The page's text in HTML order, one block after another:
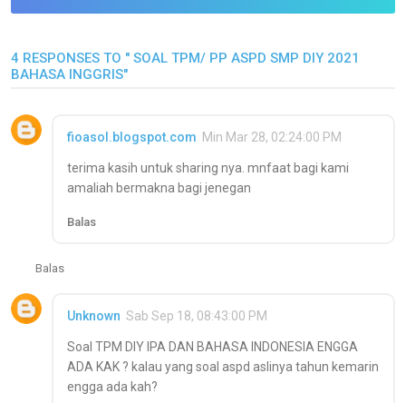
4 RESPONSES TO " SOAL TPM/ PP ASPD SMP DIY 2021
BAHASA INGGRIS"
fioasol.blogspot.com Min Mar 28, 02:24:00 PM
terima kasih untuk sharing nya. mnfaat bagi kami
amaliah bermakna bagi jenegan
Balas
Balas
Unknown Sab Sep 18, 08:43:00 PM
Soal TPM DIY IPA DAN BAHASA INDONESIA ENGGA
ADA KAK ? kalau yang soal aspd aslinya tahun kemarin
engga ada kah?